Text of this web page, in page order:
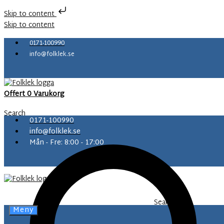
Skip to content
Skip to content
0171-100990
info@folklek.se
Offert0Varukorg
Search
0171-100990
info@folklek.se
Mån - Fre: 8:00 - 17:00
Search
Meny